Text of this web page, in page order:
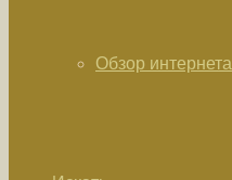
Обзор интернета